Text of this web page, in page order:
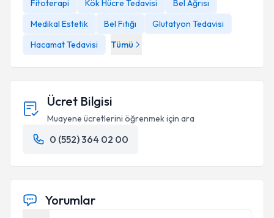
Fitoterapi
Kök Hücre Tedavisi
Bel Ağrısı
Medikal Estetik
Bel Fıtığı
Glutatyon Tedavisi
Hacamat Tedavisi
Tümü
Ücret Bilgisi
Muayene ücretlerini öğrenmek için ara
0 (552) 364 02 00
Yorumlar